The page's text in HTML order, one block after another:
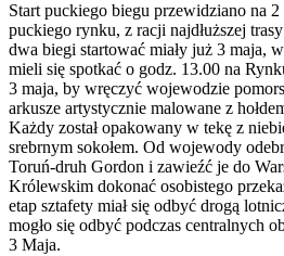
Start puckiego biegu przewidziano na
puckiego rynku, z racji najdłuższej
dwa biegi startować miały już 3 maja,
mieli się spotkać o godz. 13.00 na
3 maja, by wręczyć wojewodzie
arkusze artystycznie malowane z
Każdy został opakowany w tekę z
srebrnym sokołem. Od wojewody
Toruń-druh Gordon i zawieźć je do
Królewskim dokonać osobistego
etap sztafety miał się odbyć drogą
mogło się odbyć podczas centralnych
3 Maja.